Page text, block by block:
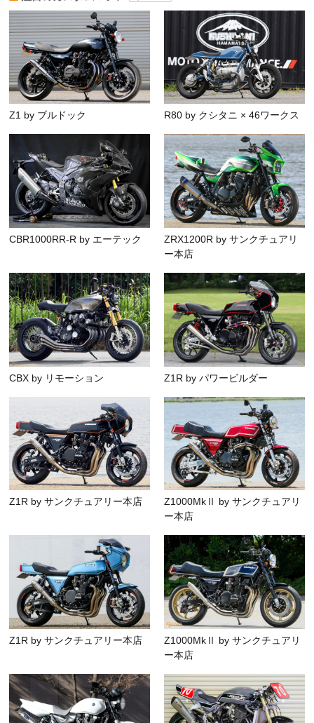
Z1 by ブルドック R80 by クシタニ × 46ワークス
CBR1000RR-R by エーテック
ZRX1200R by サンクチュアリ
ー本店
CBX by リモーション Z1R by パワービルダー
Z1R by サンクチュアリー本店
Z1000MkⅡ by サンクチュアリ
ー本店
Z1R by サンクチュアリー本店
Z1000MkⅡ by サンクチュアリ
ー本店